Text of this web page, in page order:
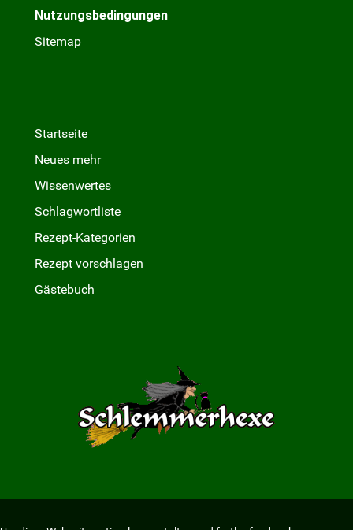
Nutzungsbedingungen
Sitemap
Startseite
Neues mehr
Wissenwertes
Schlagwortliste
Rezept-Kategorien
Rezept vorschlagen
Gästebuch